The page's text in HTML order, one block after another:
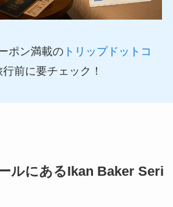
ポン満載の トリップドットコ
行前に要チェック！
ルにあるIkan Baker Seri